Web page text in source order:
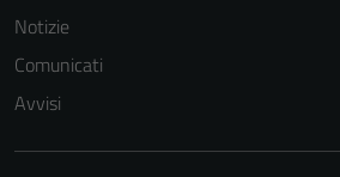
Notizie
Comunicati
Avvisi